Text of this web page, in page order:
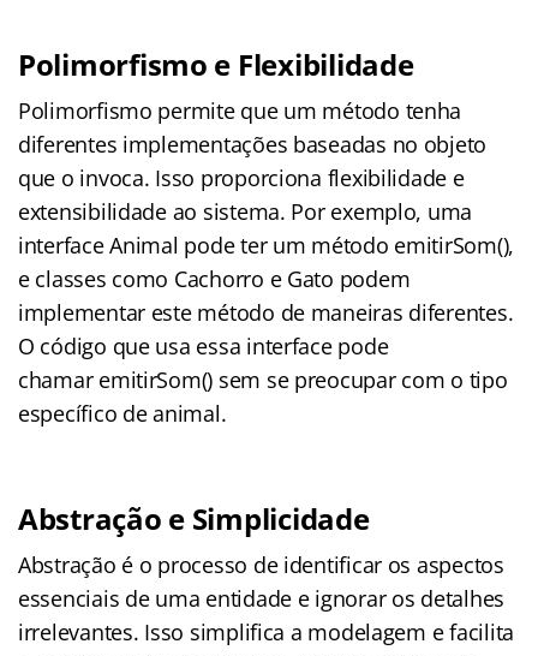
Polimorfismo e Flexibilidade
Polimorfismo permite que um método tenha
diferentes implementações baseadas no objeto
que o invoca. Isso proporciona flexibilidade e
extensibilidade ao sistema. Por exemplo, uma
interface Animal pode ter um método emitirSom(),
e classes como Cachorro e Gato podem
implementar este método de maneiras diferentes.
O código que usa essa interface pode
chamar emitirSom() sem se preocupar com o tipo
específico de animal.
Abstração e Simplicidade
Abstração é o processo de identificar os aspectos
essenciais de uma entidade e ignorar os detalhes
irrelevantes. Isso simplifica a modelagem e facilita